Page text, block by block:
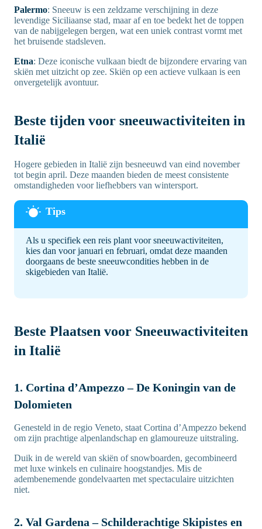
Palermo: Sneeuw is een zeldzame verschijning in deze
levendige Siciliaanse stad, maar af en toe bedekt het de toppen
van de nabijgelegen bergen, wat een uniek contrast vormt met
het bruisende stadsleven.
Etna: Deze iconische vulkaan biedt de bijzondere ervaring van
skiën met uitzicht op zee. Skiën op een actieve vulkaan is een
onvergetelijk avontuur.
Beste tijden voor sneeuwactiviteiten in
Italië
Hogere gebieden in Italië zijn besneeuwd van eind november
tot begin april. Deze maanden bieden de meest consistente
omstandigheden voor liefhebbers van wintersport.
Als u specifiek een reis plant voor sneeuwactiviteiten,
kies dan voor januari en februari, omdat deze maanden
doorgaans de beste sneeuwcondities hebben in de
skigebieden van Italië.
Beste Plaatsen voor Sneeuwactiviteiten
in Italië
1. Cortina d’Ampezzo – De Koningin van de
Dolomieten
Genesteld in de regio Veneto, staat Cortina d’Ampezzo bekend
om zijn prachtige alpenlandschap en glamoureuze uitstraling.
Duik in de wereld van skiën of snowboarden, gecombineerd
met luxe winkels en culinaire hoogstandjes. Mis de
adembenemende gondelvaarten met spectaculaire uitzichten
niet.
2. Val Gardena – Schilderachtige Skipistes en